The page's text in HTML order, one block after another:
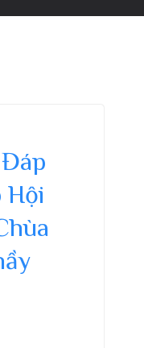
Đáp
Hội